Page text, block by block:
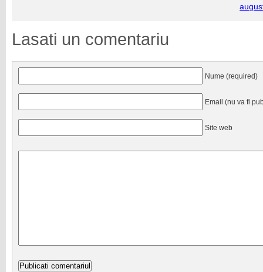
Lasati un comentariu
Nume (required)
Email (nu va fi
Site web